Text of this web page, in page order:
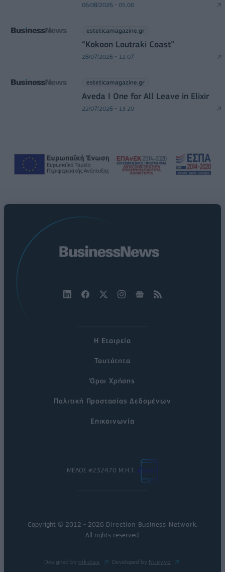
06/08/2026 - 05:00
esteticamagazine.gr
“Kokoon Loutraki Coast”
28/07/2026 - 12:07
esteticamagazine.gr
Aveda I One for All Leave in Elixir
22/07/2026 - 13:20
Η Εταιρεία
Ταυτότητα
Όροι Χρήσης
Πολιτική Προστασίας Δεδομένων
Επικοινωνία
ΜΕΛΟΣ #232470 Μ.Η.Τ.
Copyright © 2012 - 2026 Direction Business Network.
All rights reserved.
Designed by nikolas Developed by Nuevvo